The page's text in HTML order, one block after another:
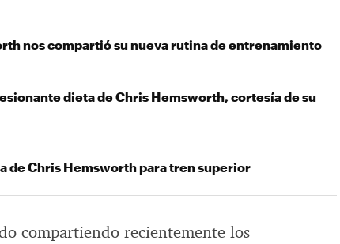
compartiendo recientemente los
nos compartió su nueva rutina de entrenamiento
dieta de Chris Hemsworth, cortesía de su
de Chris Hemsworth para tren superior